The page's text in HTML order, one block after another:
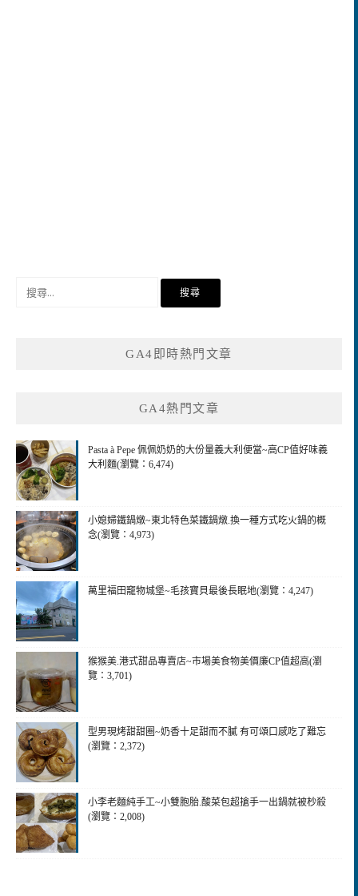
GA4即時熱門文章
GA4熱門文章
Pasta à Pepe 佩佩奶奶的大份量義大利便當~高CP值好味義
大利麵(瀏覽：6,474)
小媳婦鐵鍋燉~東北特色菜鐵鍋燉.換一種方式吃火鍋的概
念(瀏覽：4,973)
萬里福田竉物城堡~毛孩寶貝最後長眠地(瀏覽：4,247)
猴猴美.港式甜品專賣店~市場美食物美價廉CP值超高(瀏
覽：3,701)
型男現烤甜甜圈~奶香十足甜而不膩 有可頌口感吃了難忘
(瀏覽：2,372)
小李老麵純手工~小雙胞胎.酸菜包超搶手一出鍋就被杪殺
(瀏覽：2,008)